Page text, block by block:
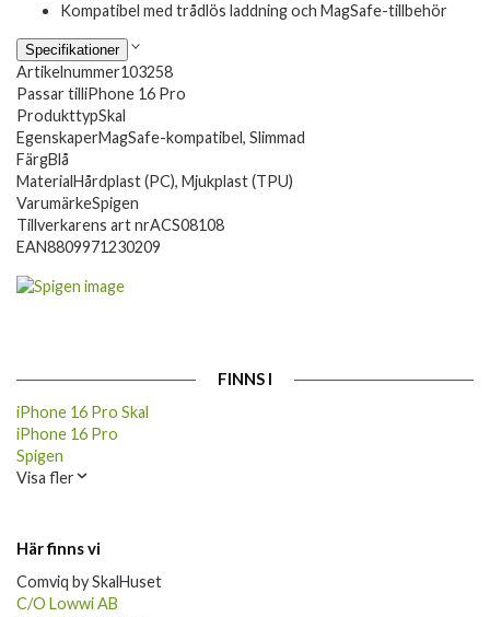
Kompatibel med trådlös laddning och MagSafe-tillbehör
Specifikationer
Artikelnummer103258
Passar tilliPhone 16 Pro
ProdukttypSkal
EgenskaperMagSafe-kompatibel, Slimmad
FärgBlå
MaterialHårdplast (PC), Mjukplast (TPU)
VarumärkeSpigen
Tillverkarens art nrACS08108
EAN8809971230209
FINNS I
iPhone 16 Pro Skal
iPhone 16 Pro
Spigen
Visa fler
Här finns vi
Comviq by SkalHuset
C/O Lowwi AB